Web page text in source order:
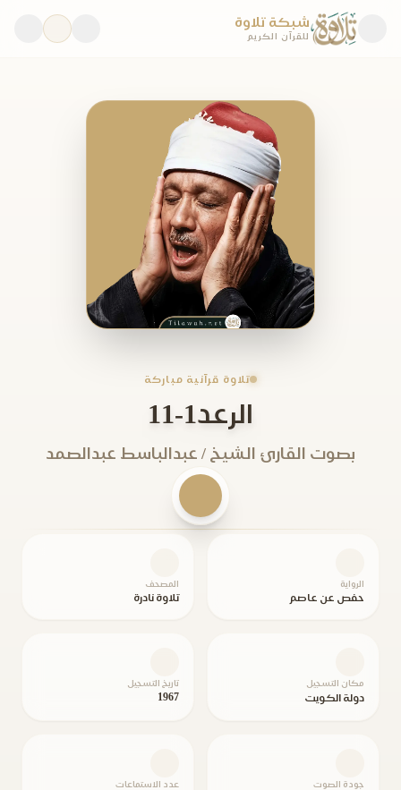
شبكة تلاوة
للقرآن الكريم
تلاوة قرآنية مباركة
الرعد1-11
بصوت القارئ الشيخ / عبدالباسط عبدالصمد
الرواية
حفص عن عاصم
المصحف
تلاوة نادرة
مكان التسجيل
دولة الكويت
تاريخ التسجيل
1967
جودة الصوت عدد الاستماعات